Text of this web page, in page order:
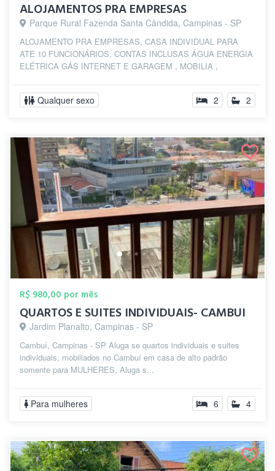
ALOJAMENTOS PRA EMPRESAS
Parque Rural Fazenda Santa Cândida, Campinas - SP
ALOJAMENTO PRA EMPRESAS, CASA INDIVIDUAL PARA
ATE 10 FUNCIONÁRIOS, CONTAS INCLUSAS ÁGUA ENERGIA
ELÉTRICA GÁS INTERNET E GARAGEM , MOBILIA ,
Qualquer sexo 2 2
R$ 980,00 por mês
QUARTOS E SUITES INDIVIDUAIS- CAMBUI
Jardim Planalto, Campinas - SP
Cambuí, Campinas - SP Aluga se quartos individuais e suites
individuais, mobiliados no Cambuí em casa de alto padrão
somente para MULHERES, Aluga s...
Para mulheres 6 4